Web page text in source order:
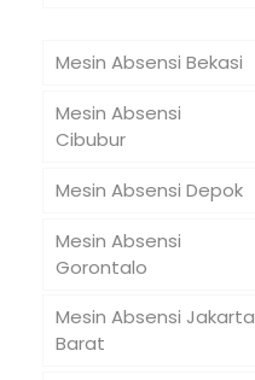
Mesin Absensi Bekasi
Mesin Absensi
Cibubur
Mesin Absensi Depok
Mesin Absensi
Gorontalo
Mesin Absensi Jakarta
Barat